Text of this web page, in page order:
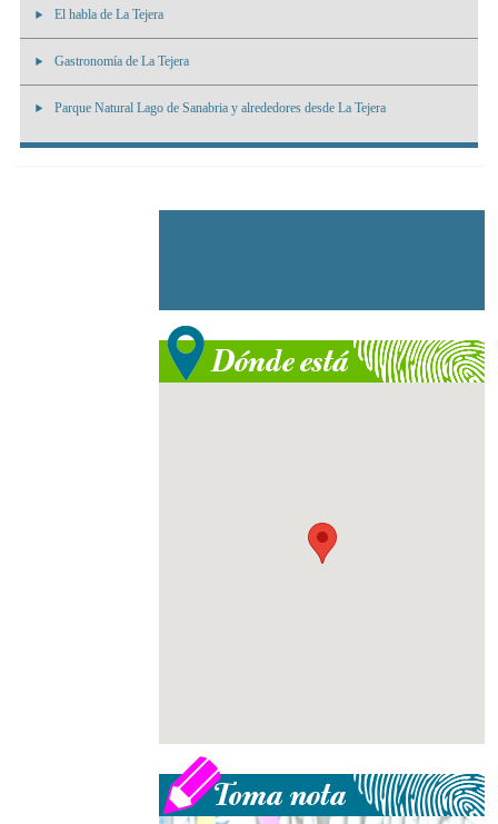
El habla de La Tejera
Gastronomía de La Tejera
Parque Natural Lago de Sanabria y alrededores desde La Tejera